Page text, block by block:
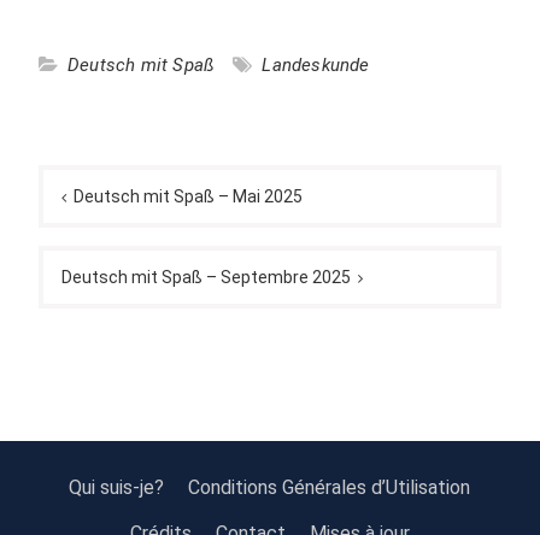
Deutsch mit Spaß Landeskunde
de Deutsch mit Spaß – Mai 2025
Deutsch mit Spaß – Septembre 2025
Qui suis-je?
Conditions Générales d’Utilisation